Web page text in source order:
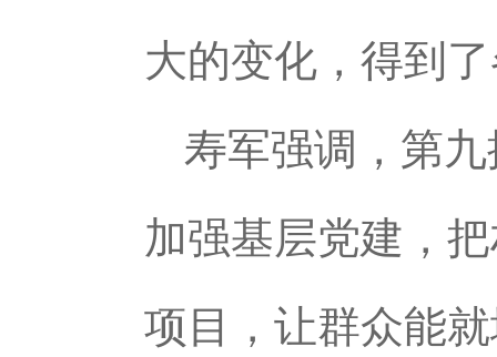
大的变化，得到
寿军强调，第
加强基层党建，
项目，让群众能